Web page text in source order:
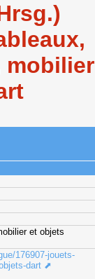
mobilier
et objets
176907-jouets-
dart ⬈